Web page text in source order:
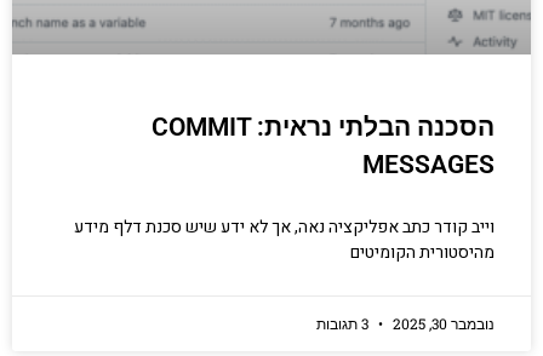
הסכנה הבלתי נראית: COMMIT
MESSAGES
וייב קודר כתב אפליקציה נאה, אך לא ידע שיש סכנת דלף מידע
מהיסטורית הקומיטים
נובמבר 30, 2025